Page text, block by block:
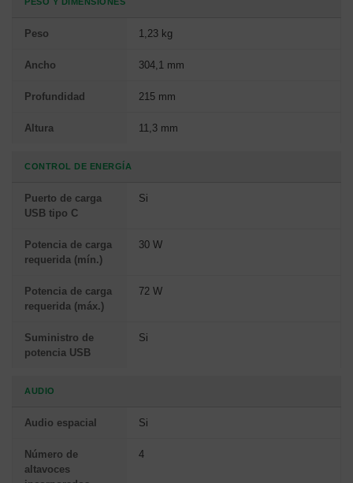
PESO Y DIMENSIONES
Peso 1,23 kg
Ancho 304,1 mm
Profundidad 215 mm
Altura 11,3 mm
CONTROL DE ENERGÍA
Puerto de carga
USB tipo C
Si
Potencia de carga
requerida (mín.)
30 W
Potencia de carga
requerida (máx.)
72 W
Suministro de
potencia USB
Si
AUDIO
Audio espacial Si
Número de
altavoces
4